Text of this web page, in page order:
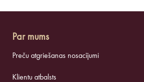
Par mums
Preču atgriešanas nosacījumi
Klientu atbalsts